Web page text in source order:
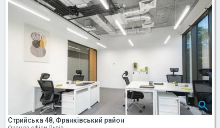
Стрийська 48, Франківський район